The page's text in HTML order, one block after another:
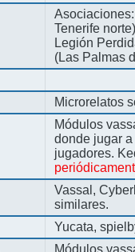
Tenerife
Legión
(Las Palmas
Microrelatos
Módulos
donde jugar
jugadores.
Vassal,
similares.
Yucata,